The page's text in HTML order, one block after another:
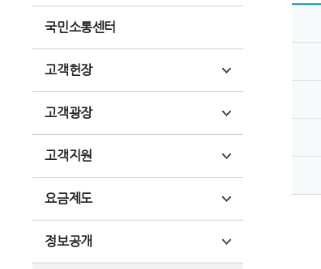
국민소통센터
고객헌장
고객광장
고객지원
요금제도
정보공개